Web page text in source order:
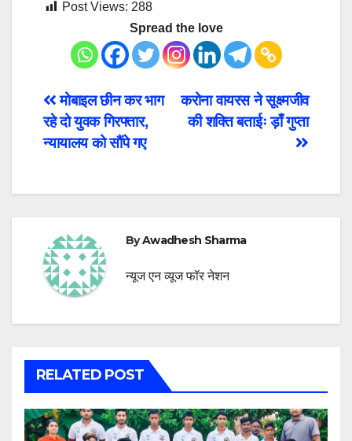
Post Views: 288
Spread the love
Post
navigation
करोना वायरस ने सूक्ष्मजीव
की शक्ति बताईः ड़ाँ गुप्ता
मोबाइल छीन कर भाग
रहे दो युवक गिरफ्तार,
न्यायालय को सौंपे गए
ByAwadhesh Sharma
न्यूज एन व्यूज फॉर नेशन
RELATED POST